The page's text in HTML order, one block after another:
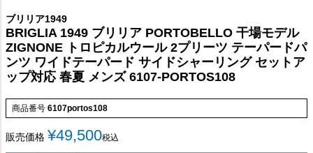
ブリリア1949
BRIGLIA 1949 ブリリア PORTOBELLO 干場モデル
ZIGNONE トロピカルウール 2プリーツ テーパードパ
ンツ ワイドテーパード サイドシャーリング セットア
ップ対応 春夏 メンズ 6107-PORTOS108
商品番号 6107portos108
販売価格 ¥49,500税込